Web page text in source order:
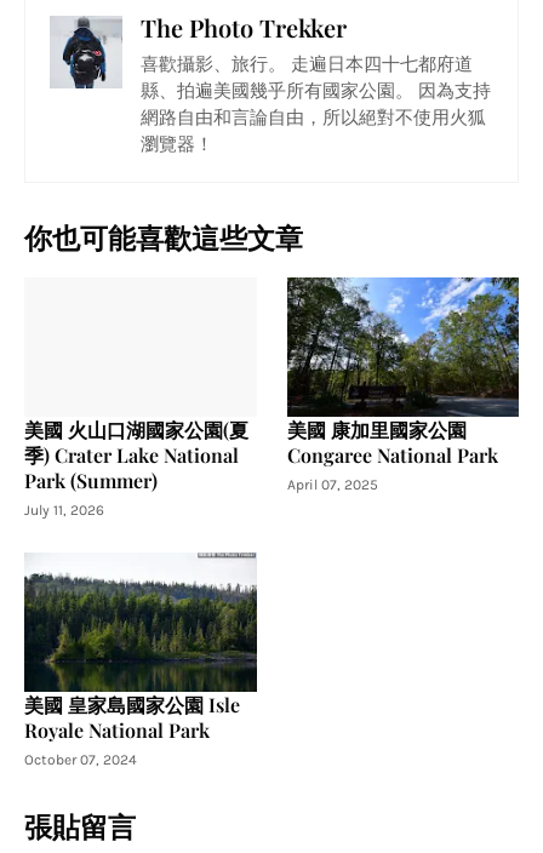
The Photo Trekker
喜歡攝影、旅行。 走遍日本四十七都府道
縣、拍遍美國幾乎所有國家公園。 因為支持
網路自由和言論自由，所以絕對不使用火狐
瀏覽器！
你也可能喜歡這些文章
美國 火山口湖國家公園(夏
季) Crater Lake National
Park (Summer)
July 11, 2026
美國 康加里國家公園
Congaree National Park
April 07, 2025
美國 皇家島國家公園 Isle
Royale National Park
October 07, 2024
張貼留言